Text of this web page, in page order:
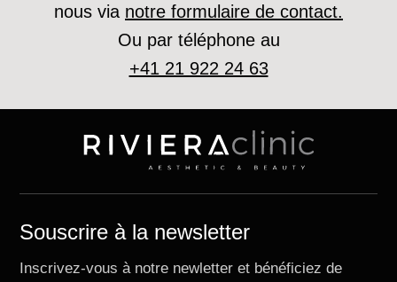
nous via notre formulaire de contact.
Ou par téléphone au
+41 21 922 24 63
Souscrire à la newsletter
Inscrivez-vous à notre newletter et bénéficiez de